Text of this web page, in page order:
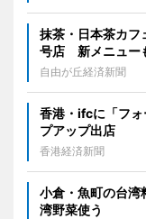
抹茶・日本茶カフ
号店 新メニュー
自由が丘経済新聞
香港・ifcに「フォ
プアップ出店
香港経済新聞
小倉・魚町の台
湾野菜使う